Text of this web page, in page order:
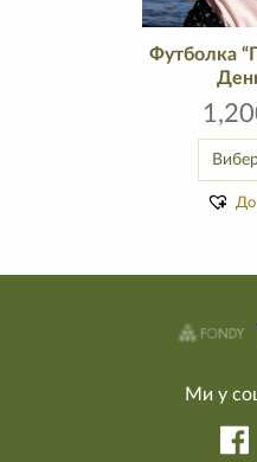
Футболка
До
Ми у